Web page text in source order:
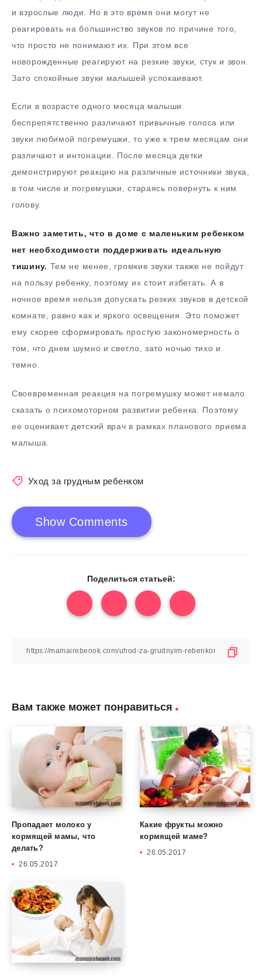
и взрослые люди. Но в это время они могут не
реагировать на большинство звуков по причине того,
что просто не понимают их. При этом все
новорожденные реагируют на резкие звуки, стук и звон.
Зато спокойные звуки малышей успокаивают.
Если в возрасте одного месяца малыши
беспрепятственно различают привычные голоса или
звуки любимой погремушки, то уже к трем месяцам они
различают и интонации. После месяца детки
демонстрируют реакцию на различные источники звука,
в том числе и погремушки, стараясь повернуть к ним
голову.
Важно заметить, что в доме с маленьким ребенком
нет необходимости поддерживать идеальную
тишину. Тем не менее, громкие звуки также не пойдут
на пользу ребенку, поэтому их стоит избегать. А в
ночное время нельзя допускать резких звуков в детской
комнате, равно как и яркого освещения. Это поможет
ему скорее сформировать простую закономерность о
том, что днем шумно и светло, зато ночью тихо и
темно.
Своевременная реакция на погремушку может немало
сказать о психомоторном развитии ребенка. Поэтому
ее оценивает детский врач в рамках планового приема
малыша.
Уход за грудным ребенком
Show Comments
Поделиться статьей:
Вам также может понравиться
Пропадает молоко у
кормящей мамы, что
делать?
26.05.2017
Какие фрукты можно
кормящей маме?
26.05.2017